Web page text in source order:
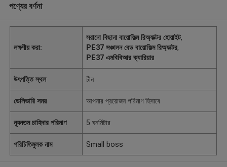
পণ্যের বর্ণনা
লক্ষণীয় করা:
সরানো বিছানা বায়োফিল্ম রিঅ্যাক্টর হোয়াইট,
PE37 সঞ্চালন বেড বায়োফিল্ম রিঅ্যাক্টর,
PE37 এমবিবিআর ক্যারিয়ার
উৎপত্তি স্থল চীন
ডেলিভারি সময় আপনার প্রয়োজন পরিমাণ হিসাবে
ন্যূনতম চাহিদার পরিমাণ 5 ঘনমিটার
পরিচিতিমুলক নাম Small boss